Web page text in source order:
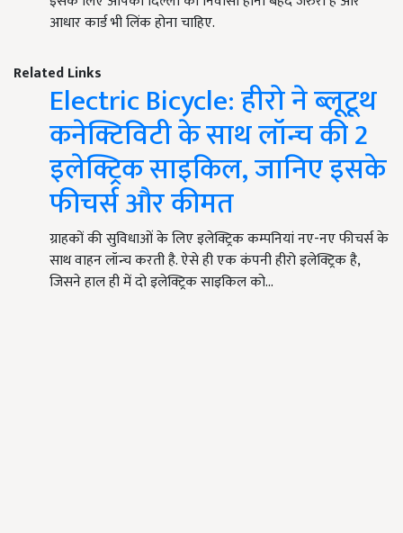
आधार कार्ड भी लिंक होना चाहिए.
Related Links
Electric Bicycle: हीरो ने ब्लूटूथ
कनेक्टिविटी के साथ लॉन्च की 2
इलेक्ट्रिक साइकिल, जानिए इसके
फीचर्स और कीमत
ग्राहकों की सुविधाओं के लिए इलेक्ट्रिक कम्पनियां नए-नए फीचर्स के
साथ वाहन लॉन्च करती है. ऐसे ही एक कंपनी हीरो इलेक्ट्रिक है,
जिसने हाल ही में दो इलेक्ट्रिक साइकिल को…